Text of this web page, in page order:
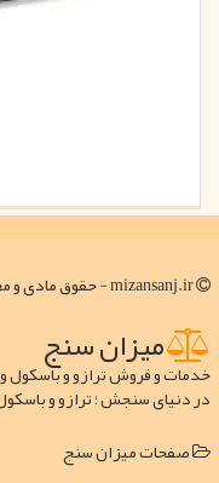
میزان سنج
خدمات و فروش ترازو و باسکول
در دنیای سنجش ؛ ترازو و
صفحات میزان سنج